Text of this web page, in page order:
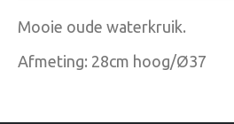
Mooie oude waterkruik.
Afmeting: 28cm hoog/Ø37